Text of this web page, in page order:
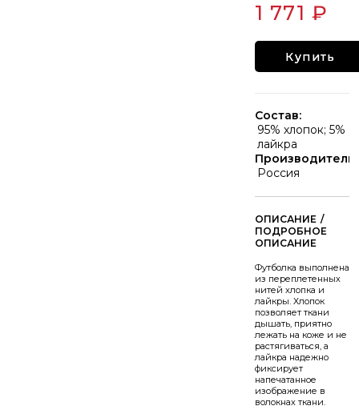
1 771 ₽
Купить
Состав:
95% хлопок; 5%
лайкра
Производитель:
Россия
/
Футболка выполнена
из переплетенных
нитей хлопка и
лайкры. Хлопок
позволяет ткани
дышать, приятно
лежать на коже и не
растягиваться, а
лайкра надежно
фиксирует
напечатанное
изображение в
волокнах ткани.